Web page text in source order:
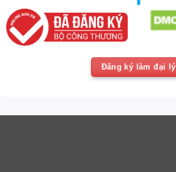
Đăng ký làm đại lý